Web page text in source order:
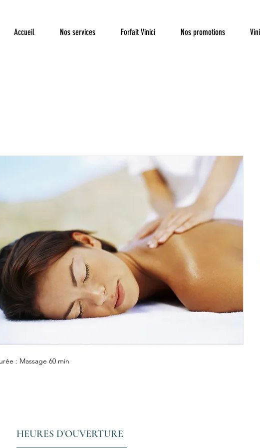
Accueil Nos services Forfait Vinici Nos promotions
: Massage 60 min
HEURES D'OUVERTURE